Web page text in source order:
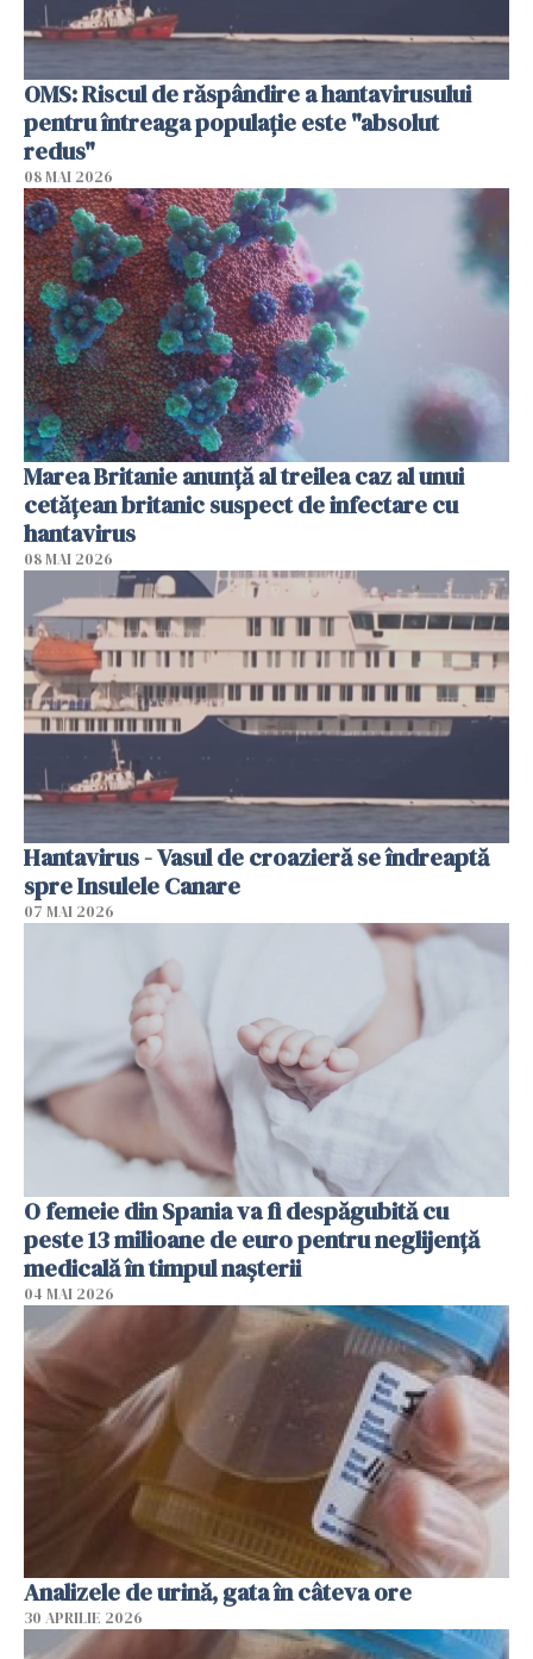
OMS: Riscul de răspândire a hantavirusului
pentru întreaga populaţie este "absolut
redus"
08 MAI 2026
Marea Britanie anunţă al treilea caz al unui
cetăţean britanic suspect de infectare cu
hantavirus
08 MAI 2026
Hantavirus - Vasul de croazieră se îndreaptă
spre Insulele Canare
07 MAI 2026
O femeie din Spania va fi despăgubită cu
peste 13 milioane de euro pentru neglijenţă
medicală în timpul naşterii
04 MAI 2026
Analizele de urină, gata în câteva ore
30 APRILIE 2026